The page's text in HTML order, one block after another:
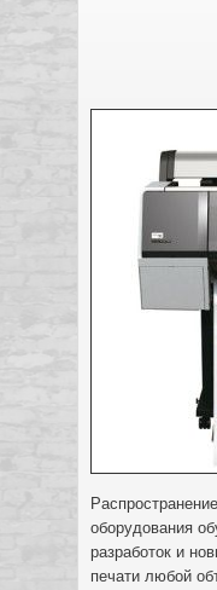
оборудования
разработок и
печати любой